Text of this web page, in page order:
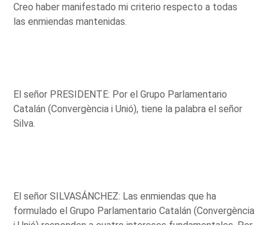
Creo haber manifestado mi criterio respecto a todas
las enmiendas mantenidas.
El señor PRESIDENTE: Por el Grupo Parlamentario
Catalán (Convergència i Unió), tiene la palabra el señor
Silva.
El señor SILVASÁNCHEZ: Las enmiendas que ha
formulado el Grupo Parlamentario Catalán (Convergència